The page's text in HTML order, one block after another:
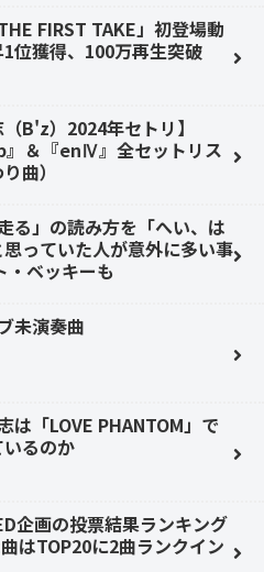
FIRST TAKE」初登場動
位獲得、100万再生突破
（B'z）2024年セトリ】
』＆『enⅣ』全セットリス
曲）
る」の読み方を「へい、は
思っていた人が意外に多い事
・ベッキーも
未演奏曲
は「LOVE PHANTOM」で
るのか
企画の投票結果ランキング
はTOP20に2曲ランクイン